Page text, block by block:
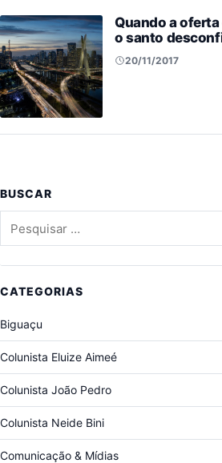
Quando a
o santo
20/11/2017
BUSCAR
CATEGORIAS
Biguaçu
Colunista Eluize Aimeé
Colunista João Pedro
Colunista Neide Bini
Comunicação & Mídias